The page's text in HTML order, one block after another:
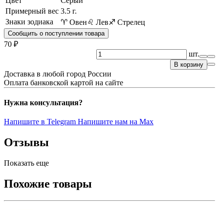
Примерный вес 3.5 г.
Знаки зодиака
♈ Овен♌ Лев♐ Стрелец
Сообщить о поступлении товара
70 ₽
шт.
В корзину
Доставка в любой город России
Оплата банковской картой на сайте
Нужна консультация?
Напишите в Telegram Напишите нам на Max
Отзывы
Показать еще
Похожие товары